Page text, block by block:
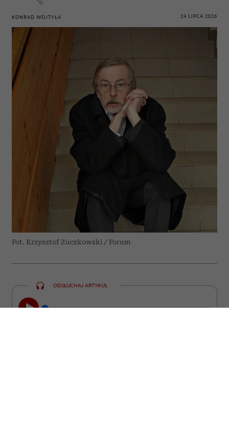
KONRAD WOJTYŁA 24 LIPCA 2026
Fot. Krzysztof Zuczkowski / Forum
ODSŁUCHAJ ARTYKUŁ